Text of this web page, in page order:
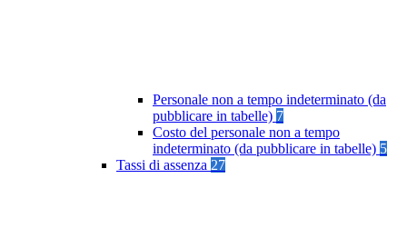
Personale non a tempo indeterminato (da
pubblicare in tabelle) 7
Costo del personale non a tempo
indeterminato (da pubblicare in tabelle) 5
Tassi di assenza 27